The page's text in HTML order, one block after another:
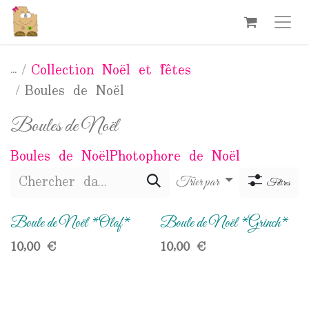
Se rendre au contenu
... Collection Noël et fêtes
Boules de Noël
Boules de Noël
Boules de NoëlPhotophore de Noël
Trier par Filtres
Boule de Noël *Olaf*
10,00€
Boule de Noël *Grinch*
10,00€